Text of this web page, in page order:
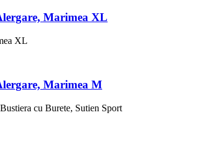
Marimea XL
Marimea M